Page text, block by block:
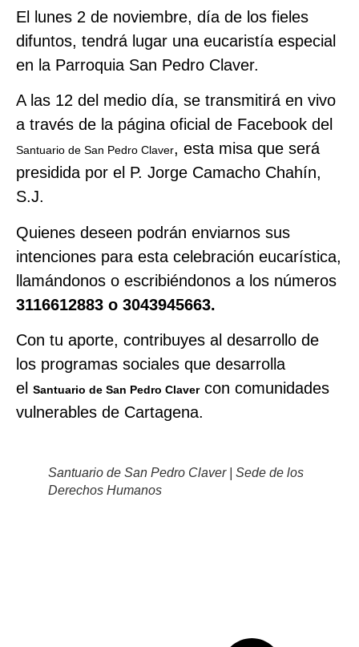
El lunes 2 de noviembre, día de los fieles
difuntos, tendrá lugar una eucaristía especial
en la Parroquia San Pedro Claver.
A las 12 del medio día, se transmitirá en vivo
a través de la página oficial de Facebook del
Santuario de San Pedro Claver, esta misa que será
presidida por el P. Jorge Camacho Chahín,
S.J.
Quienes deseen podrán enviarnos sus
intenciones para esta celebración eucarística,
llamándonos o escribiéndonos a los números
3116612883 o 3043945663.
Con tu aporte, contribuyes al desarrollo de
los programas sociales que desarrolla
el
Santuario de San Pedro Clavercon comunidades
vulnerables de Cartagena.
Santuario de San Pedro Claver | Sede de los
Derechos Humanos